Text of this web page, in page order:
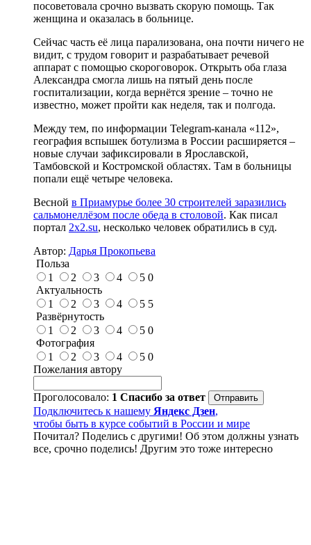
посоветовала срочно вызвать скорую помощь. Так
женщина и оказалась в больнице.
Сейчас часть её лица парализована, она почти ничего не
видит, с трудом говорит и разрабатывает речевой
аппарат с помощью скороговорок. Открыть оба глаза
Александра смогла лишь на пятый день после
госпитализации, когда вернётся зрение – точно не
известно, может пройти как неделя, так и полгода.
Между тем, по информации Telegram-канала «112»,
география вспышек ботулизма в России расширяется –
новые случаи зафиксировали в Ярославской,
Тамбовской и Костромской областях. Там в больницы
попали ещё четыре человека.
Весной в Приамурье более 30 строителей заразились
сальмонеллёзом после обеда в столовой. Как писал
портал 2x2.su, несколько человек обратились в суд.
Автор: Дарья Прокопьева
Польза
1
2 3 4 5 0
Актуальность
1
2 3 4 5 5
Развёрнутость
1
2 3 4 5 0
Фотография
1
2 3 4 5 0
Пожелания автору
Проголосовало: 1 Спасибо за ответ
Подключитесь к нашему Яндекс Дзен,
чтобы быть в курсе событий в России и мире
Почитал? Поделись с другими! Об этом должны узнать
все, срочно поделись! Другим это тоже интересно